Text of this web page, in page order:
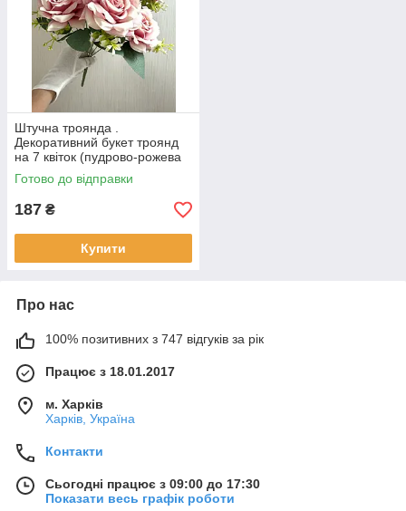
Штучна троянда .
Декоративний букет троянд
на 7 квіток (пудрово-рожева
43 см )
Готово до відправки
187 ₴
Купити
Про нас
100% позитивних з 747 відгуків за рік
Працює з 18.01.2017
м. Харків
Харків, Україна
Контакти
Сьогодні працює з 09:00 до 17:30
Показати весь графік роботи